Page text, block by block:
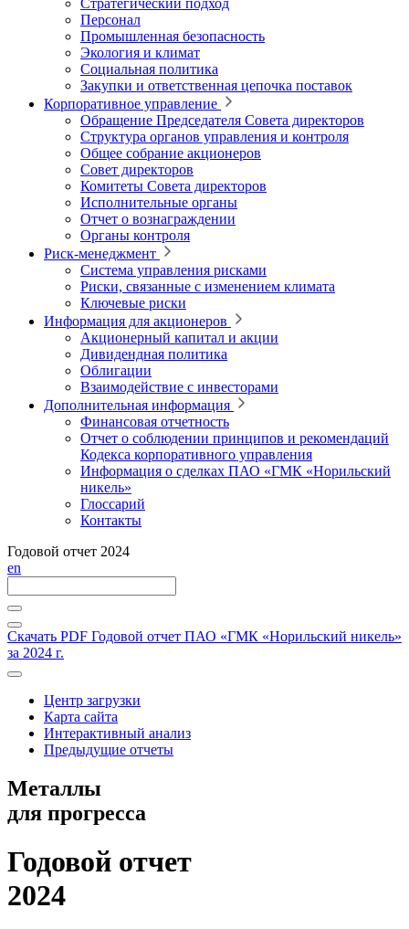
Стратегический подход
Персонал
Промышленная безопасность
Экология и климат
Социальная политика
Закупки и ответственная цепочка поставок
Корпоративное управление
Обращение Председателя Совета директоров
Структура органов управления и контроля
Общее собрание акционеров
Совет директоров
Комитеты Совета директоров
Исполнительные органы
Отчет о вознаграждении
Органы контроля
Риск-менеджмент
Система управления рисками
Риски, связанные с изменением климата
Ключевые риски
Информация для акционеров
Акционерный капитал и акции
Дивидендная политика
Облигации
Взаимодействие с инвесторами
Дополнительная информация
Финансовая отчетность
Отчет о соблюдении принципов и рекомендаций
Кодекса корпоративного управления
Информация о сделках ПАО «ГМК «Норильский
никель»
Глоссарий
Контакты
Годовой отчет 2024
en
Скачать PDF Годовой отчет ПАО «ГМК «Норильский никель»
за 2024 г.
Центр загрузки
Карта сайта
Интерактивный анализ
Предыдущие отчеты
Металлы
для прогресса
Годовой отчет
2024